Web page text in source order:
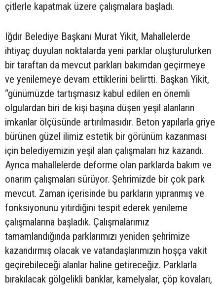
çitlerle kapatmak üzere çalışmalara başladı.
Iğdır Belediye Başkanı Murat Yikit, Mahallelerde
ihtiyaç duyulan noktalarda yeni parklar oluşturulurken
bir taraftan da mevcut parkları bakımdan geçirmeye
ve yenilemeye devam ettiklerini belirtti. Başkan Yikit,
“günümüzde tartışmasız kabul edilen en önemli
olgulardan biri de kişi başına düşen yeşil alanların
imkanlar ölçüsünde artırılmasıdır. Beton yapılarla griye
bürünen güzel ilimiz estetik bir görünüm kazanması
için belediyemizin yeşil alan çalışmaları hız kazandı.
Ayrıca mahallelerde deforme olan parklarda bakım ve
onarım çalışmaları sürüyor. Şehrimizde bir çok park
mevcut. Zaman içerisinde bu parkların yıpranmış ve
fonksiyonunu yitirdiğini tespit ederek yenileme
çalışmalarına başladık. Çalışmalarımız
tamamlandığında parklarımızı yeniden şehrimize
kazandırmış olacak ve vatandaşlarımızın hoşça vakit
geçirebileceği alanlar haline getireceğiz. Parklarla
bırakılacak gölgelikli banklar, kamelyalar, çöp kovaları,